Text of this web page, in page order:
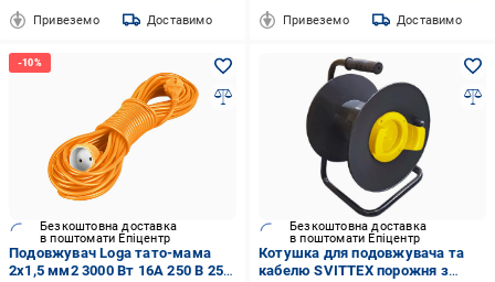
Привеземо Доставимо Привеземо Доставимо
Безкоштовна доставка
в поштомати Епіцентр
Подовжувач Loga тато-мама
2х1,5 мм2 3000 Вт 16А 250 В 25
Безкоштовна доставка
в поштомати Епіцентр
Котушка для подовжувача та
кабелю SVITTEX порожня з